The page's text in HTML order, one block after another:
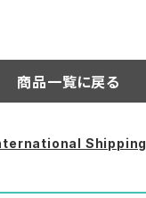
商品一覧に戻る
Shipping